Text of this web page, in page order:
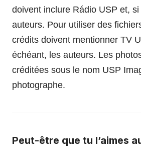
doivent inclure Rádio USP et,
auteurs. Pour utiliser des
crédits doivent mentionner TV
échéant, les auteurs. Les
créditées sous le nom USP
photographe.
Lire
Peut-être que tu l’aimes